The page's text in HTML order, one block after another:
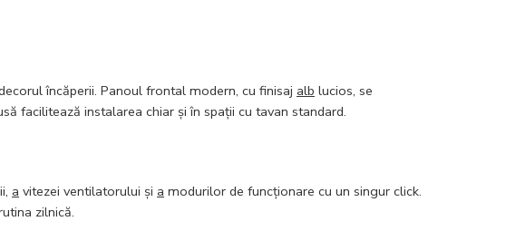
încăperii. Panoul frontal modern, cu finisaj alb lucios, se
facilitează instalarea chiar și în spații cu tavan standard.
a vitezei ventilatorului și a modurilor de funcționare cu un singur click.
zilnică.